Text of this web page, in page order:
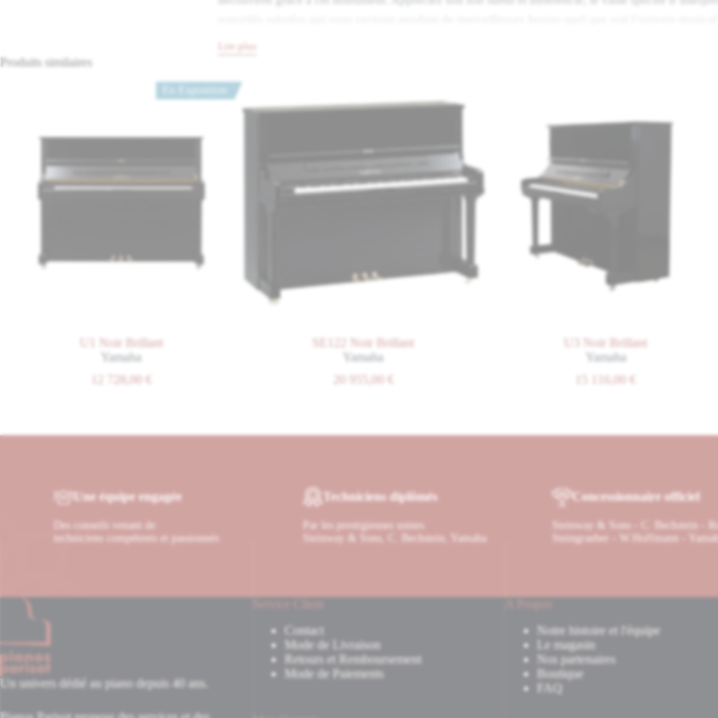
En musique, le contour décrit l’aspect formel d’une mélodie. Et quelles que soient les mélodies que
résonner grâce à ce piano exceptionnel : le Residence R4 Contur vous autorisera un jeu tout en
modeler et d’interpréter chaque voix ou motif de manière entièrement individuelle.
De délicats accents viennent créer une composition visuelle parfaite
format intermédiaire s’inspire de cette idée et lui permet de séduire grâce à la création minutieuse
en laiton, par exemple, sous le couvercle ou sur l’extrémité inférieure des consoles confèrent au
caractère si particulier. La beauté des lignes et de la silhouette épurée, des bords arrondis et du
esthétique née d’une composition visuelle parfaite.
Lire plus
Produits similaires
U1 Noir Brillant
Yamaha
12 728,00
€
SE122 Noir Brillant
Yamaha
20 955,00
€
U3 Noir Brillant
Yamaha
15 116,00
€
Une équipe engagée
Des conseils venant de
techniciens compétents et passionnés
Techniciens diplômés
Par les prestigieuses usines
Steinway & Sons, C. Bechstein, Yamaha
Concessionnaire officiel
Steinway & Sons - C. Bechstein -
Steingraeber - W.Hoffmann -
Un univers dédié au piano depuis 40 ans.
Contact
Mode de Livraison
Retours et Remboursement
Mode de Paiements
Notre histoire et l'équipe
Le magasin
Nos partenaires
Boutique
FAQ